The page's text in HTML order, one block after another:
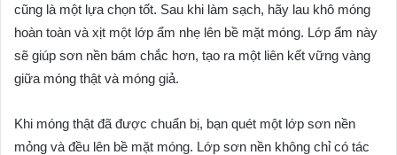
cũng là một lựa chọn tốt. Sau khi làm sạch, hãy lau khô móng
hoàn toàn và xịt một lớp ẩm nhẹ lên bề mặt móng. Lớp ẩm này
sẽ giúp sơn nền bám chắc hơn, tạo ra một liên kết vững vàng
giữa móng thật và móng giả.
Khi móng thật đã được chuẩn bị, bạn quét một lớp sơn nền
mỏng và đều lên bề mặt móng. Lớp sơn nền không chỉ có tác